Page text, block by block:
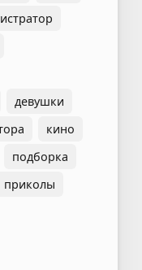
девушки
кино
подборка
приколы